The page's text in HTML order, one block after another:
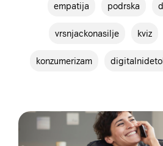
empatija podrska
vrsnjackonasilje kviz
konzumerizam